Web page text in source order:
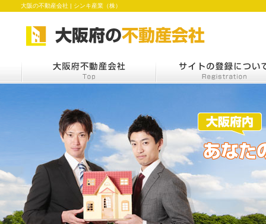
大阪の不動産会社 | シンキ産業（株）